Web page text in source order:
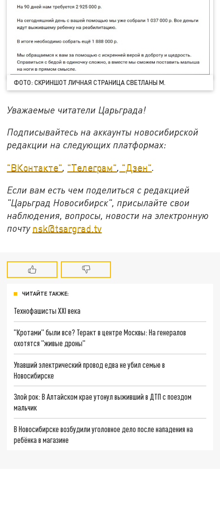
ФОТО: СКРИНШОТ ЛИЧНАЯ СТРАНИЦА СВЕТЛАНЫ М.
Уважаемые читатели Царьграда!
Подписывайтесь на аккаунты новосибирской
редакции на следующих платформах:
"ВКонтакте", "Телеграм", "Дзен".
Если вам есть чем поделиться с редакцией
"Царьград Новосибирск", присылайте свои
наблюдения, вопросы, новости на электронную
почту nsk@tsargrad.tv
ЧИТАЙТЕ ТАКЖЕ:
Технофашисты XXI века
"Кротами" были все? Теракт в центре Москвы: На генералов
охотятся "живые дроны"
Упавший электрический провод едва не убил семью в
Новосибирске
Злой рок: В Алтайском крае утонул выживший в ДТП с поездом
мальчик
В Новосибирске возбудили уголовное дело после нападения на
ребёнка в магазине